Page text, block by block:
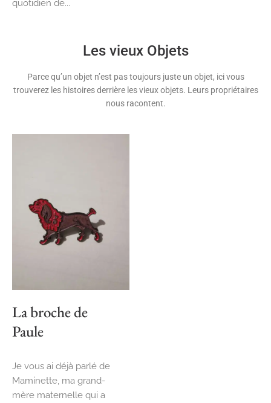
quotidien de...
Les vieux Objets
Parce qu’un objet n’est pas toujours juste un objet, ici vous
trouverez les histoires derrière les vieux objets. Leurs propriétaires
nous racontent.
La broche de
Paule
Je vous ai déjà parlé de
Maminette, ma grand-
mère maternelle qui a